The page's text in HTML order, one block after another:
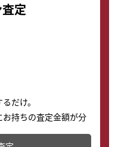
定
だけ。
持ちの査定金額が分